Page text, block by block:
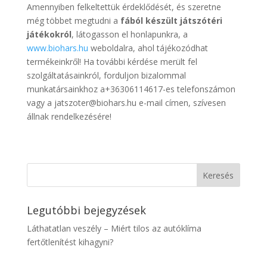
Amennyiben felkeltettük érdeklődését, és szeretne
még többet megtudni a fából készült játszótéri
játékokról, látogasson el honlapunkra, a
www.biohars.hu weboldalra, ahol tájékozódhat
termékeinkről! Ha további kérdése merült fel
szolgáltatásainkról, forduljon bizalommal
munkatársainkhoz a+36306114617-es telefonszámon
vagy a jatszoter@biohars.hu e-mail címen, szívesen
állnak rendelkezésére!
Legutóbbi bejegyzések
Láthatatlan veszély – Miért tilos az autóklíma
fertőtlenítést kihagyni?